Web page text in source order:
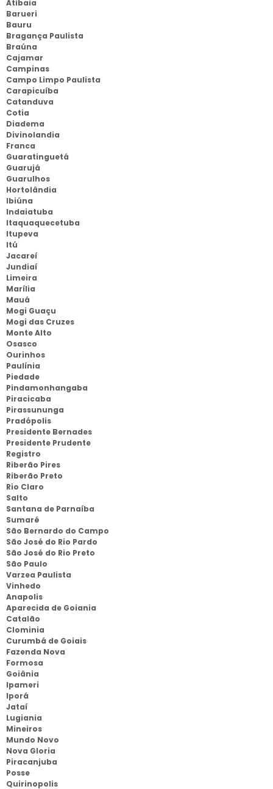
Atibaia
Barueri
Bauru
Bragança Paulista
Braúna
Cajamar
Campinas
Campo Limpo Paulista
Carapicuíba
Catanduva
Cotia
Diadema
Divinolandia
Franca
Guaratinguetá
Guarujá
Guarulhos
Hortolândia
Ibiúna
Indaiatuba
Itaquaquecetuba
Itupeva
Itú
Jacareí
Jundiaí
Limeira
Marília
Mauá
Mogi Guaçu
Mogi das Cruzes
Monte Alto
Osasco
Ourinhos
Paulínia
Piedade
Pindamonhangaba
Piracicaba
Pirassununga
Pradópolis
Presidente Bernades
Presidente Prudente
Registro
Riberão Pires
Riberão Preto
Rio Claro
Salto
Santana de Parnaíba
Sumaré
São Bernardo do Campo
São José do Rio Pardo
São José do Rio Preto
São Paulo
Varzea Paulista
Vinhedo
Anapolis
Aparecida de Goiania
Catalão
Clominia
Curumbá de Goiais
Fazenda Nova
Formosa
Goiânia
Ipameri
Iporá
Jataí
Lugiania
Mineiros
Mundo Novo
Nova Gloria
Piracanjuba
Posse
Quirinopolis